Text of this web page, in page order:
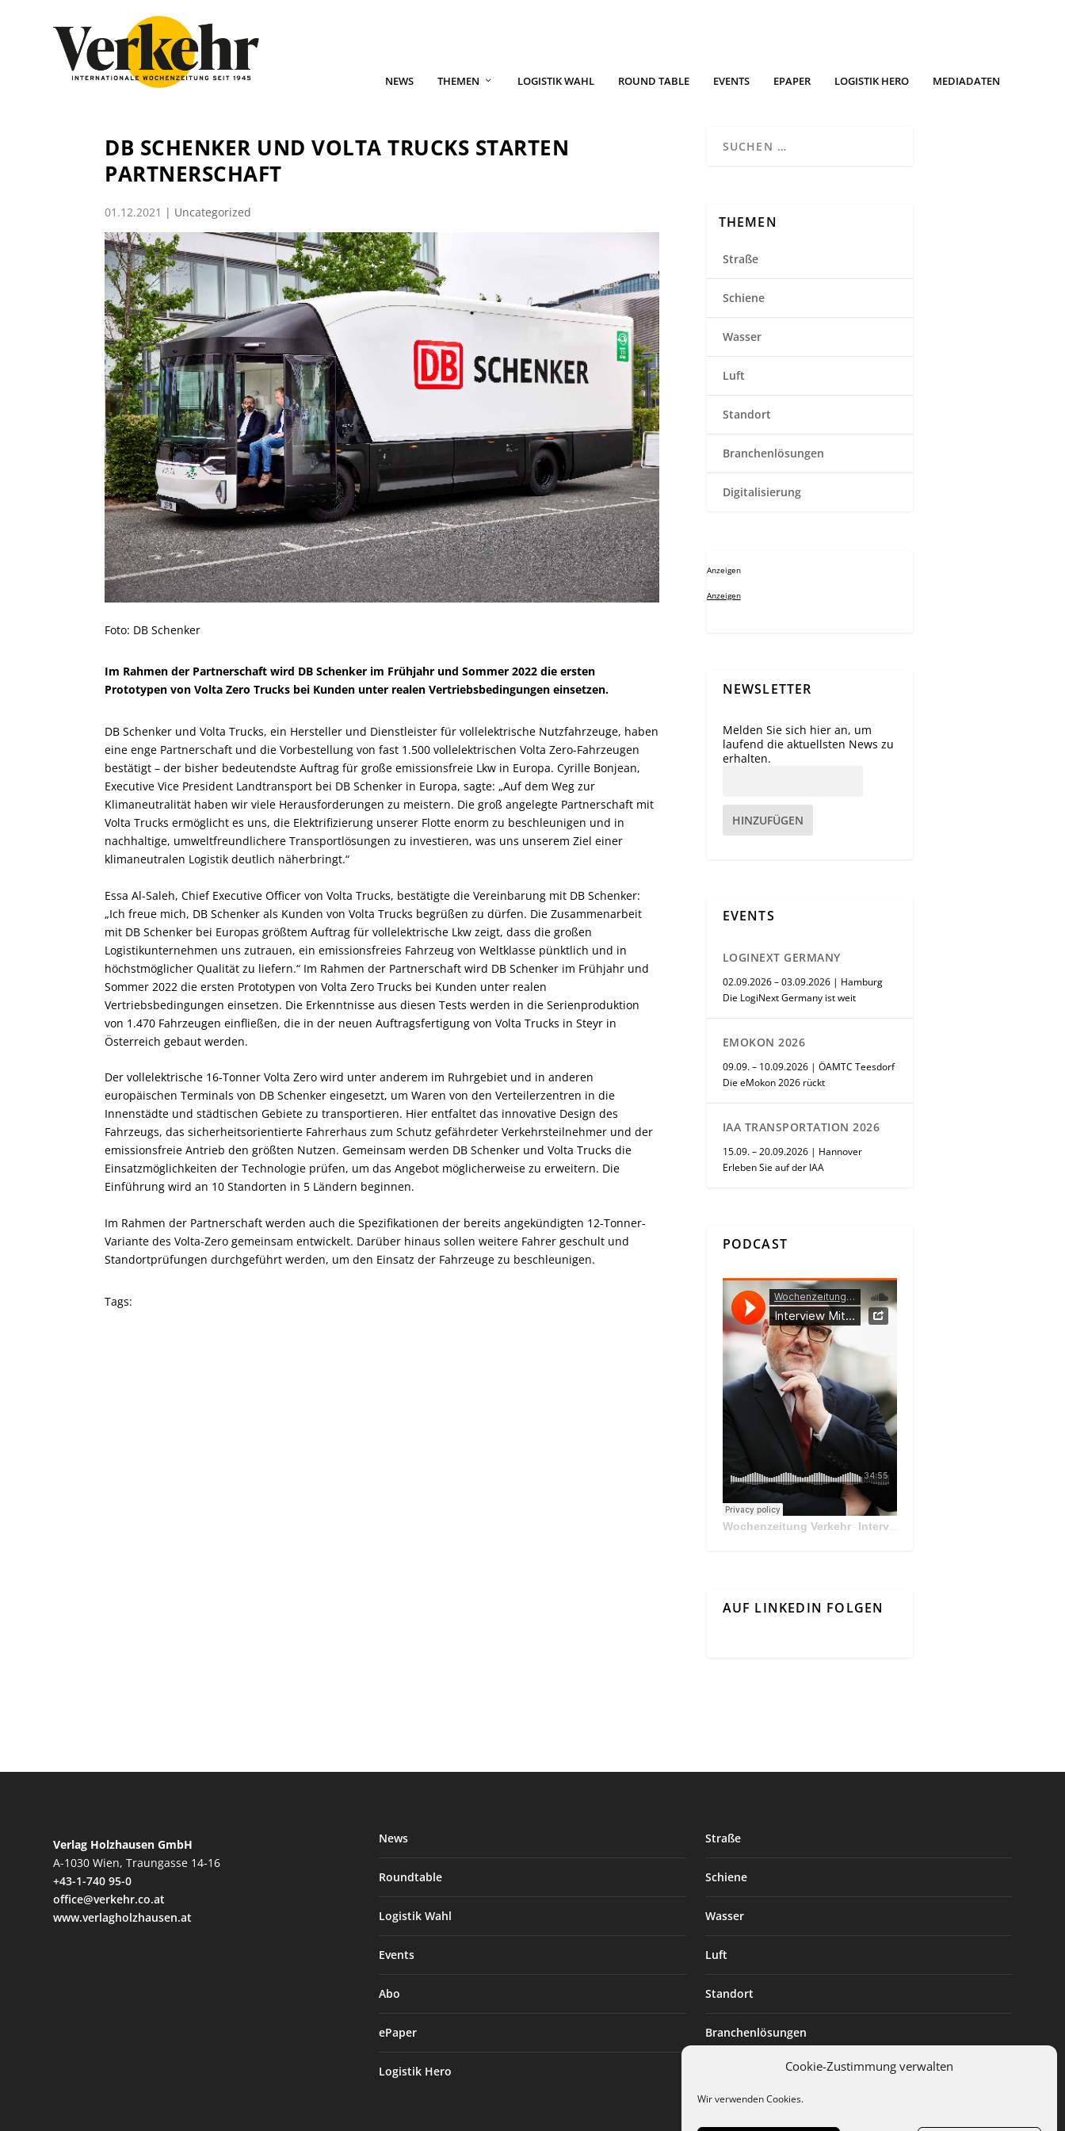
Cookie-Zustimmung verwalten
Wir verwenden Cookies.
NEWS THEMEN LOGISTIK WAHL ROUND TABLE EVENTS EPAPER LOGISTIK HERO MEDIADATEN
DB SCHENKER UND VOLTA TRUCKS STARTEN
PARTNERSCHAFT
01.12.2021 | Uncategorized
Foto: DB Schenker
Im Rahmen der Partnerschaft wird DB Schenker im Frühjahr und Sommer 2022 die ersten
Prototypen von Volta Zero Trucks bei Kunden unter realen Vertriebsbedingungen einsetzen.
DB Schenker und Volta Trucks, ein Hersteller und Dienstleister für vollelektrische Nutzfahrzeuge, haben
eine enge Partnerschaft und die Vorbestellung von fast 1.500 vollelektrischen Volta Zero-Fahrzeugen
bestätigt – der bisher bedeutendste Auftrag für große emissionsfreie Lkw in Europa. Cyrille Bonjean,
Executive Vice President Landtransport bei DB Schenker in Europa, sagte: „Auf dem Weg zur
Klimaneutralität haben wir viele Herausforderungen zu meistern. Die groß angelegte Partnerschaft mit
Volta Trucks ermöglicht es uns, die Elektrifizierung unserer Flotte enorm zu beschleunigen und in
nachhaltige, umweltfreundlichere Transportlösungen zu investieren, was uns unserem Ziel einer
klimaneutralen Logistik deutlich näherbringt.“
Essa Al-Saleh, Chief Executive Officer von Volta Trucks, bestätigte die Vereinbarung mit DB Schenker:
„Ich freue mich, DB Schenker als Kunden von Volta Trucks begrüßen zu dürfen. Die Zusammenarbeit
mit DB Schenker bei Europas größtem Auftrag für vollelektrische Lkw zeigt, dass die großen
Logistikunternehmen uns zutrauen, ein emissionsfreies Fahrzeug von Weltklasse pünktlich und in
höchstmöglicher Qualität zu liefern.“ Im Rahmen der Partnerschaft wird DB Schenker im Frühjahr und
Sommer 2022 die ersten Prototypen von Volta Zero Trucks bei Kunden unter realen
Vertriebsbedingungen einsetzen. Die Erkenntnisse aus diesen Tests werden in die Serienproduktion
von 1.470 Fahrzeugen einfließen, die in der neuen Auftragsfertigung von Volta Trucks in Steyr in
Österreich gebaut werden.
Der vollelektrische 16-Tonner Volta Zero wird unter anderem im Ruhrgebiet und in anderen
europäischen Terminals von DB Schenker eingesetzt, um Waren von den Verteilerzentren in die
Innenstädte und städtischen Gebiete zu transportieren. Hier entfaltet das innovative Design des
Fahrzeugs, das sicherheitsorientierte Fahrerhaus zum Schutz gefährdeter Verkehrsteilnehmer und der
emissionsfreie Antrieb den größten Nutzen. Gemeinsam werden DB Schenker und Volta Trucks die
Einsatzmöglichkeiten der Technologie prüfen, um das Angebot möglicherweise zu erweitern. Die
Einführung wird an 10 Standorten in 5 Ländern beginnen.
Im Rahmen der Partnerschaft werden auch die Spezifikationen der bereits angekündigten 12-Tonner-
Variante des Volta-Zero gemeinsam entwickelt. Darüber hinaus sollen weitere Fahrer geschult und
Standortprüfungen durchgeführt werden, um den Einsatz der Fahrzeuge zu beschleunigen.
Tags:
THEMEN
Straße
Schiene
Wasser
Luft
Standort
Branchenlösungen
Digitalisierung
Anzeigen
Anzeigen
NEWSLETTER
Melden Sie sich hier an, um
laufend die aktuellsten News zu
erhalten.
HINZUFÜGEN
EVENTS
LOGINEXT GERMANY
02.09.2026 – 03.09.2026 | Hamburg
Die LogiNext Germany ist weit
EMOKON 2026
09.09. – 10.09.2026 | ÖAMTC Teesdorf
Die eMokon 2026 rückt
IAA TRANSPORTATION 2026
15.09. – 20.09.2026 | Hannover
Erleben Sie auf der IAA
PODCAST
Wochenzeitung Verkehr· Interview Mit Andreas Matthä, CEO der ÖBB Holding
AUF LINKEDIN FOLGEN
Verlag Holzhausen GmbH
A-1030 Wien, Traungasse 14-16
+43-1-740 95-0
office@verkehr.co.at
www.verlagholzhausen.at
News
Roundtable
Logistik Wahl
Events
Abo
ePaper
Logistik Hero
Straße
Schiene
Wasser
Luft
Standort
Branchenlösungen